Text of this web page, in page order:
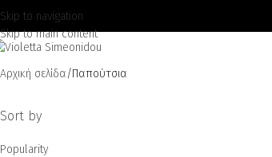
Skip to navigation
Skip to main content
Αρχική σελίδα Παπούτσια
Sort by
Popularity